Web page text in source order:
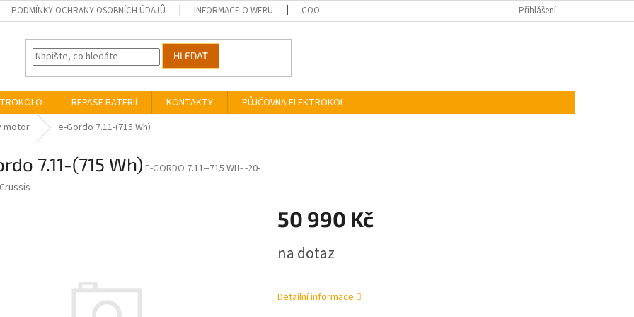
PODMÍNKY OCHRANY OSOBNÍCH ÚDAJŮ INFORMACE O WEBU COOKIES Přihlášení
HLEDAT
REPASE BATERIÍ KONTAKTY
PŮJČOVNA ELEKTROKOL
motor e-Gordo 7.11-(715 Wh)
7.11-(715 Wh) E-GORDO 7.11--715 WH- -20-
Crussis
50 990 Kč
cena:
na dotaz
Detailní informace